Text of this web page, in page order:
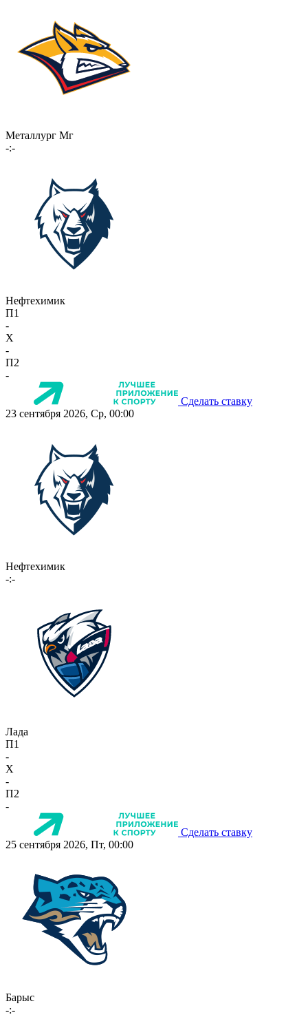
Металлург Мг
-:-
Нефтехимик
П1
-
X
-
П2
-
Сделать ставку
23 сентября 2026, Ср, 00:00
Нефтехимик
-:-
Лада
П1
-
X
-
П2
-
Сделать ставку
25 сентября 2026, Пт, 00:00
Барыс
-:-